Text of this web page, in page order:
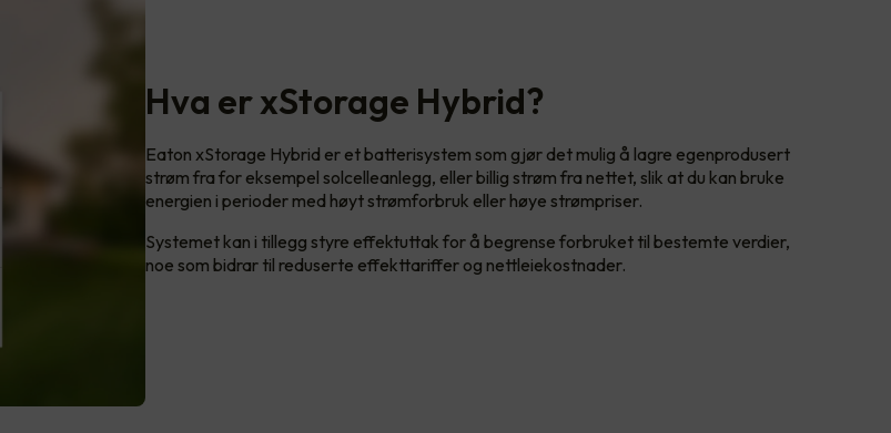
Hva er xStorage Hybrid?
Eaton xStorage Hybrid er et batterisystem som gjør det mulig å lagre egenprodusert
strøm fra for eksempel solcelleanlegg, eller billig strøm fra nettet, slik at du kan bruke
energien i perioder med høyt strømforbruk eller høye strømpriser.
Systemet kan i tillegg styre effektuttak for å begrense forbruket til bestemte verdier,
noe som bidrar til reduserte effekttariffer og nettleiekostnader.